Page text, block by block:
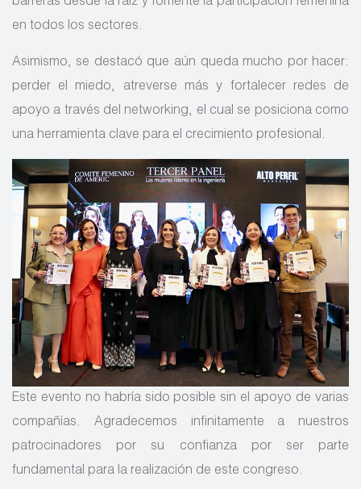
barreras desde la raíz y fomente la participación femenina
en todos los sectores.
Asimismo, se destacó que aún queda mucho por hacer:
perder el miedo, atreverse más y fortalecer redes de
apoyo a través del networking, el cual se posiciona como
una herramienta clave para el crecimiento profesional.
Este evento no habría sido posible sin el apoyo de varias
compañías. Agradecemos infinitamente a nuestros
patrocinadores por su confianza por ser parte
fundamental para la realización de este congreso.